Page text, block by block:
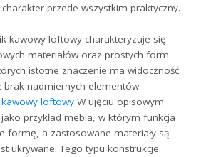
przede wszystkim praktyczny.
kawowy loftowy charakteryzuje się
materiałów oraz prostych form
istotne znaczenie ma widoczność
brak nadmiernych elementów
loftowy W ujęciu opisowym
przykład mebla, w którym funkcja
formę, a zastosowane materiały są
ukrywane. Tego typu konstrukcje